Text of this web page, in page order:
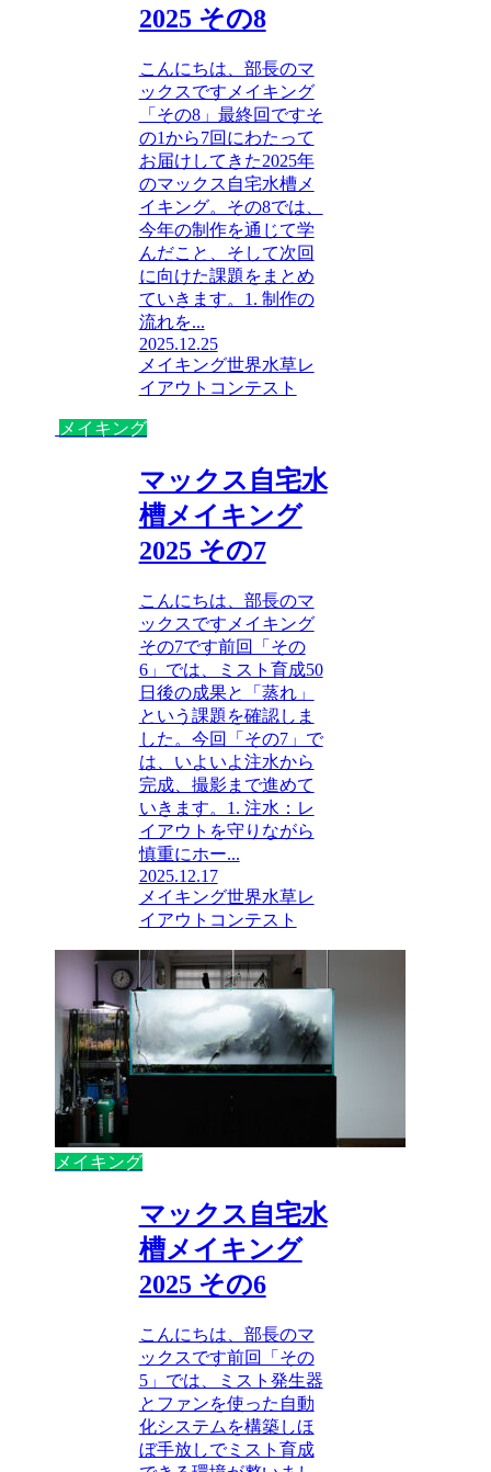
2025 その8
こんにちは、部長のマ
ックスですメイキング
「その8」最終回ですそ
の1から7回にわたって
お届けしてきた2025年
のマックス自宅水槽メ
イキング。その8では、
今年の制作を通じて学
んだこと、そして次回
に向けた課題をまとめ
ていきます。1. 制作の
流れを...
2025.12.25
メイキング世界水草レ
イアウトコンテスト
メイキング
マックス自宅水
槽メイキング
2025 その7
こんにちは、部長のマ
ックスですメイキング
その7です前回「その
6」では、ミスト育成50
日後の成果と「蒸れ」
という課題を確認しま
した。今回「その7」で
は、いよいよ注水から
完成、撮影まで進めて
いきます。1. 注水：レ
イアウトを守りながら
慎重にホー...
2025.12.17
メイキング世界水草レ
イアウトコンテスト
メイキング
マックス自宅水
槽メイキング
2025 その6
こんにちは、部長のマ
ックスです前回「その
5」では、ミスト発生器
とファンを使った自動
化システムを構築しほ
ぼ手放しでミスト育成